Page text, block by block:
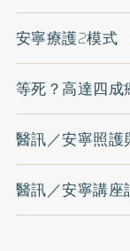
安寧療護2模式
等死？高達四
醫訊／安寧照
醫訊／安寧講座